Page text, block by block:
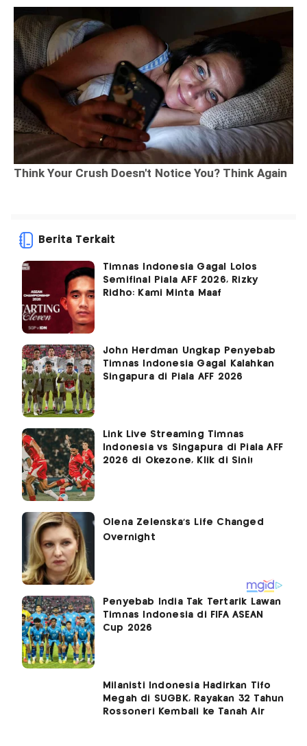
Berita Terkait
Timnas Indonesia Gagal Lolos
Semifinal Piala AFF 2026, Rizky
Ridho: Kami Minta Maaf
John Herdman Ungkap Penyebab
Timnas Indonesia Gagal Kalahkan
Singapura di Piala AFF 2026
Link Live Streaming Timnas
Indonesia vs Singapura di Piala AFF
2026 di Okezone, Klik di Sini!
Penyebab India Tak Tertarik Lawan
Timnas Indonesia di FIFA ASEAN
Cup 2026
Milanisti Indonesia Hadirkan Tifo
Megah di SUGBK, Rayakan 32 Tahun
Rossoneri Kembali ke Tanah Air